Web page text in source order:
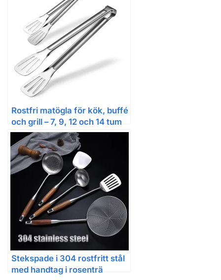
Rostfri matögla för kök, buffé
och grill – 7, 9, 12 och 14 tum
Stekspade i 304 rostfritt stål
med handtag i rosenträ